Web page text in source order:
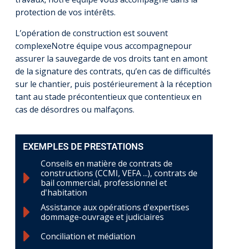
protection de vos intérêts.
L’opération de construction est souvent
complexeNotre équipe vous accompagnepour
assurer la sauvegarde de vos droits tant en amont
de la signature des contrats, qu’en cas de difficultés
sur le chantier, puis postérieurement à la réception
tant au stade précontentieux que contentieux en
cas de désordres ou malfaçons.
EXEMPLES DE PRESTATIONS
Conseils en matière de contrats de
constructions (CCMI, VEFA ...), contrats de
bail commercial, professionnel et
d'habitation
Assistance aux opérations d'expertises
dommage-ouvrage et judiciaires
Conciliation et médiation